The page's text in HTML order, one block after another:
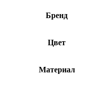
Бренд
Цвет
Материал